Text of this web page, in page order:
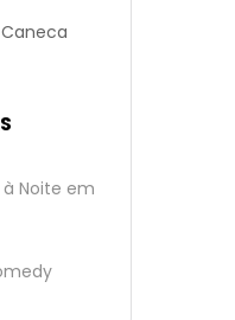
Noite em